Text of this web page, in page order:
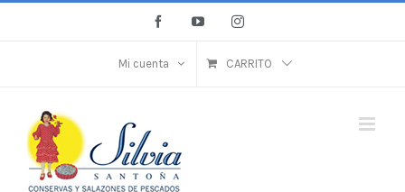
FacebookYouTubeInstagram
Mi cuenta CARRITO